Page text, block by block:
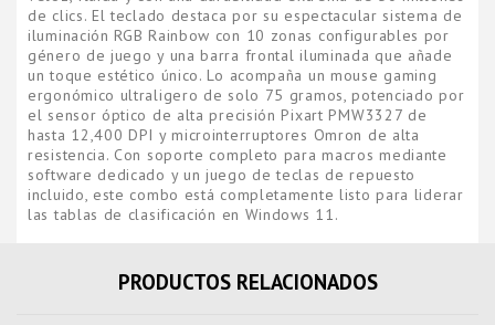
de clics. El teclado destaca por su espectacular sistema de
iluminación RGB Rainbow con 10 zonas configurables por
género de juego y una barra frontal iluminada que añade
un toque estético único. Lo acompaña un mouse gaming
ergonómico ultraligero de solo 75 gramos, potenciado por
el sensor óptico de alta precisión Pixart PMW3327 de
hasta 12,400 DPI y microinterruptores Omron de alta
resistencia. Con soporte completo para macros mediante
software dedicado y un juego de teclas de repuesto
incluido, este combo está completamente listo para liderar
las tablas de clasificación en Windows 11.
PRODUCTOS RELACIONADOS